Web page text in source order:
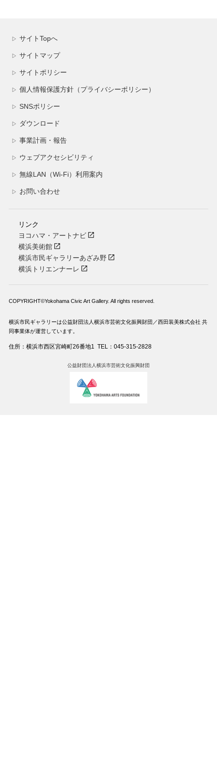
▷ サイトTopへ
▷ サイトマップ
▷ サイトポリシー
▷ 個人情報保護方針（プライバシーポリシー）
▷ SNSポリシー
▷ ダウンロード
▷ 事業計画・報告
▷ ウェブアクセシビリティ
▷ 無線LAN（Wi-Fi）利用案内
▷ お問い合わせ
リンク
ヨコハマ・アートナビ
横浜美術館
横浜市民ギャラリーあざみ野
横浜トリエンナーレ
COPYRIGHT©Yokohama Civic Art Gallery. All rights reserved.
横浜市民ギャラリーは公益財団法人横浜市芸術文化振興財団／西田装美株式会社 共
同事業体が運営しています。
住所：横浜市西区宮崎町26番地1 TEL：045-315-2828
公益財団法人横浜市芸術文化振興財団